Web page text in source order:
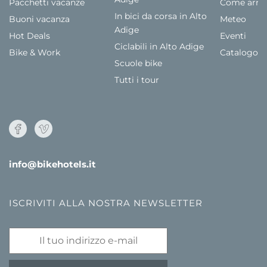
Pacchetti vacanze
Buoni vacanza
Hot Deals
Bike & Work
In bici da corsa in Alto
Adige
Ciclabili in Alto Adige
Scuole bike
Tutti i tour
Come
Meteo
Eventi
Catalogo
info@bikehotels.it
ISCRIVITI ALLA NOSTRA NEWSLETTER